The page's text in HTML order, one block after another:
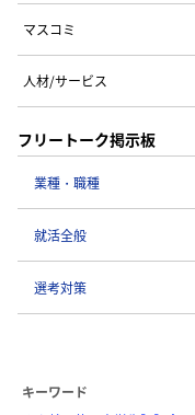
マスコミ
人材/サービス
フリートーク掲示板
業種・職種
就活全般
選考対策
キーワード